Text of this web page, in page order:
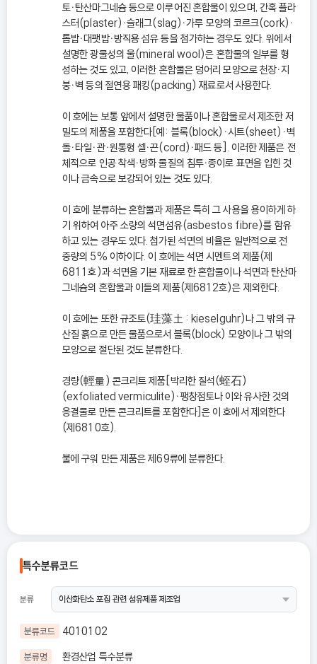
토ㆍ탄산마그네슘 등으로 이루어진 혼합물이 있으며, 간혹 플라
스터(plaster)ㆍ슬래그(slag)ㆍ가루 모양의 코르크(cork)ㆍ
톱밥ㆍ대팻밥ㆍ방직용 섬유 등을 첨가하는 경우도 있다. 위에서
설명한 광물성의 울(mineral wool)은 혼합물의 일부를 형
성하는 것도 있고, 이러한 혼합물은 덩어리 모양으로 천장ㆍ지
붕ㆍ벽 등의 절연용 패킹(packing) 재료로서 사용한다.
이 호에는 보통 앞에서 설명한 물품이나 혼합물로서 제조한 저
밀도의 제품을 포함한다[예: 블록(block)ㆍ시트(sheet)ㆍ벽
돌ㆍ타일ㆍ관ㆍ원통형 셀ㆍ끈(cord)ㆍ패드 등]. 이러한 제품은 전
체적으로 인공 착색ㆍ방화 물질의 침투ㆍ종이로 표면을 입힌 것
이나 금속으로 보강되어 있는 것도 있다.
이 호에 분류하는 혼합물과 제품은 특히 그 사용을 용이하게 하
기 위하여 아주 소량의 석면섬유(asbestos fibre)를 함유
하고 있는 경우도 있다. 첨가된 석면의 비율은 일반적으로 전
중량의 5% 이하이다. 이 호에는 석면 시멘트의 제품(제
6811호)과 석면을 기본 재료로 한 혼합물이나 석면과 탄산마
그네슘의 혼합물과 이들의 제품(제6812호)은 제외한다.
이 호에는 또한 규조토(珪藻土 : kieselguhr)나 그 밖의 규
산질 흙으로 만든 물품으로서 블록(block) 모양이나 그 밖의
모양으로 절단된 것도 분류한다.
경량(輕量) 콘크리트 제품[박리한 질석(蛭石)
(exfoliated vermiculite)ㆍ팽창점토나 이와 유사한 것의
응결물로 만든 콘크리트를 포함한다]은 이 호에서 제외한다
(제6810호).
불에 구워 만든 제품은 제69류에 분류한다.
특수분류코드
분류
분류코드 4010102
분류명 환경산업 특수분류